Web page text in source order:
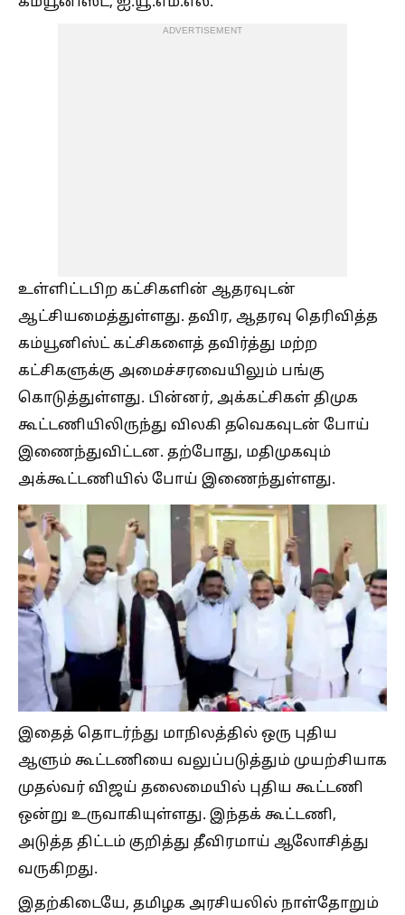
ADVERTISEMENT
உள்ளிட்டபிற கட்சிகளின் ஆதரவுடன்
ஆட்சியமைத்துள்ளது. தவிர, ஆதரவு தெரிவித்த
கம்யூனிஸ்ட் கட்சிகளைத் தவிர்த்து மற்ற
கட்சிகளுக்கு அமைச்சரவையிலும் பங்கு
கொடுத்துள்ளது. பின்னர், அக்கட்சிகள் திமுக
கூட்டணியிலிருந்து விலகி தவெகவுடன் போய்
இணைந்துவிட்டன. தற்போது, மதிமுகவும்
அக்கூட்டணியில் போய் இணைந்துள்ளது.
இதைத் தொடர்ந்து மாநிலத்தில் ஒரு புதிய
ஆளும் கூட்டணியை வலுப்படுத்தும் முயற்சியாக
முதல்வர் விஜய் தலைமையில் புதிய கூட்டணி
ஒன்று உருவாகியுள்ளது. இந்தக் கூட்டணி,
அடுத்த திட்டம் குறித்து தீவிரமாய் ஆலோசித்து
வருகிறது.
இதற்கிடையே, தமிழக அரசியலில் நாள்தோறும்